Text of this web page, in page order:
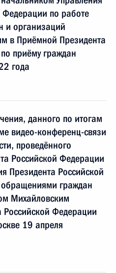
Федерации по работе
и организаций
в Приёмной Президента
приёму граждан
года
данного по итогам
видео-конференц-связи
проведённого
Российской Федерации
Президента Российской
граждан
Михайловским
Федерации
19 апреля